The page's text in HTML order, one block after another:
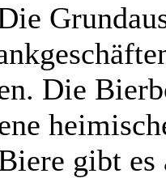
Die
gibt